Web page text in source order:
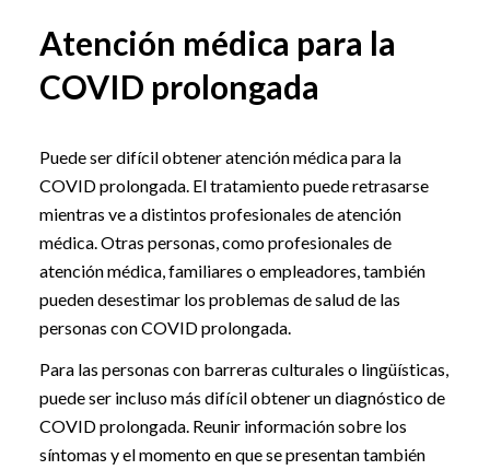
Atención médica para la
COVID prolongada
Puede ser difícil obtener atención médica para la
COVID prolongada. El tratamiento puede retrasarse
mientras ve a distintos profesionales de atención
médica. Otras personas, como profesionales de
atención médica, familiares o empleadores, también
pueden desestimar los problemas de salud de las
personas con COVID prolongada.
Para las personas con barreras culturales o lingüísticas,
puede ser incluso más difícil obtener un diagnóstico de
COVID prolongada. Reunir información sobre los
síntomas y el momento en que se presentan también